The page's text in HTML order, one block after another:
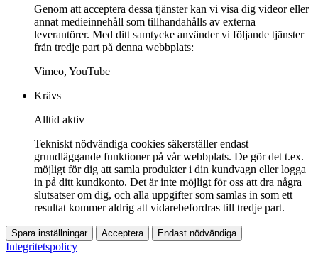
Genom att acceptera dessa tjänster kan vi visa dig videor eller
annat medieinnehåll som tillhandahålls av externa
leverantörer. Med ditt samtycke använder vi följande tjänster
från tredje part på denna webbplats:
Vimeo, YouTube
Krävs
Alltid aktiv
Tekniskt nödvändiga cookies säkerställer endast
grundläggande funktioner på vår webbplats. De gör det t.ex.
möjligt för dig att samla produkter i din kundvagn eller logga
in på ditt kundkonto. Det är inte möjligt för oss att dra några
slutsatser om dig, och alla uppgifter som samlas in som ett
resultat kommer aldrig att vidarebefordras till tredje part.
Spara inställningar Acceptera Endast nödvändiga
Integritetspolicy